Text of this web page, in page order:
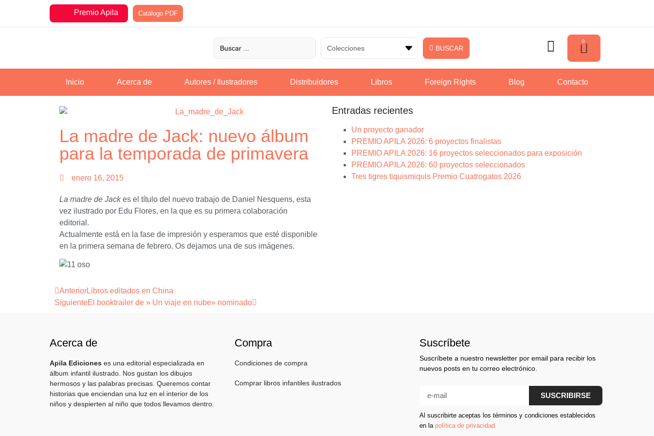
Premio Apila Catálogo PDF
BUSCAR
0
Inicio Acerca de Autores / Ilustradores Distribuidores Libros Foreign Rights Blog Contacto
La madre de Jack: nuevo álbum
para la temporada de primavera
enero 16, 2015
La madre de Jackes el título del nuevo trabajo de Daniel Nesquens, esta
vez ilustrado por Edu Flores, en la que es su primera colaboración
editorial.
Actualmente está en la fase de impresión y esperamos que esté disponible
en la primera semana de febrero. Os dejamos una de sus imágenes.
Entradas recientes
Un proyecto ganador
PREMIO APILA 2026: 6 proyectos finalistas
PREMIO APILA 2026: 16 proyectos seleccionados para exposición
PREMIO APILA 2026: 60 proyectos seleccionados
Tres tigres tiquismiquis Premio Cuatrogatos 2026
AnteriorLibros editados en China
SiguienteEl booktrailer de » Un viaje en nube» nominado
Acerca de
Apila Ediciones es una editorial especializada en
álbum infantil ilustrado. Nos gustan los dibujos
hermosos y las palabras precisas. Queremos contar
historias que enciendan una luz en el interior de los
niños y despierten al niño que todos llevamos dentro.
Compra
Condiciones de compra
Comprar libros infantiles ilustrados
Suscríbete
Suscríbete a nuestro newsletter por email para recibir los
nuevos posts en tu correo electrónico.
SUSCRIBIRSE
Al suscribirte aceptas los términos y condiciones establecidos
en la política de privacidad.